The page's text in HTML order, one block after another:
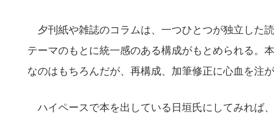
夕刊紙や雑誌のコラムは、一つひとつが独立した
テーマのもとに統一感のある構成がもとめられる。
なのはもちろんだが、再構成、加筆修正に心血を注
ハイペースで本を出している日垣氏にしてみれば